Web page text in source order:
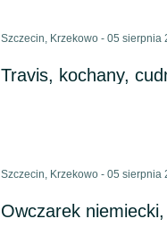
Szczecin, Krzekowo - 05 sierpnia
Travis, kochany,
Szczecin, Krzekowo - 05 sierpnia
Owczarek